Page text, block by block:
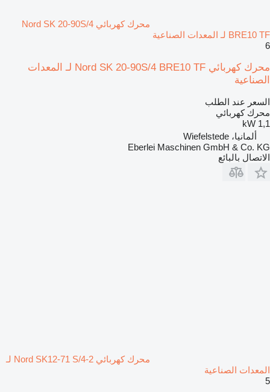
محرك كهربائي Nord SK 20-90S/4
BRE10 TF لـ المعدات الصناعية
6
محرك كهربائي Nord SK 20-90S/4 BRE10 TF لـ المعدات
الصناعية
السعر عند الطلب
محرك كهربائي
1,1 kW
ألمانيا، Wiefelstede
Eberlei Maschinen GmbH & Co. KG
الاتصال بالبائع
محرك كهربائي Nord SK12-71 S/4-2 لـ
المعدات الصناعية
5